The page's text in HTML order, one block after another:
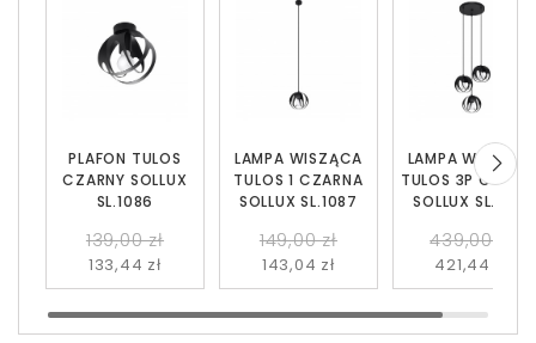
PLAFON TULOS
CZARNY SOLLUX
SL.1086
139,00 zł
133,44 zł
LAMPA WISZĄCA
TULOS 1 CZARNA
SOLLUX SL.1087
149,00 zł
143,04 zł
LAMPA WISZĄCA
TULOS 3P
SOLLUX SL.1088
439,00 zł
421,44 zł